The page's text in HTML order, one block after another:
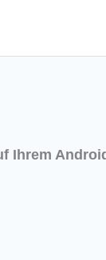
Ihrem